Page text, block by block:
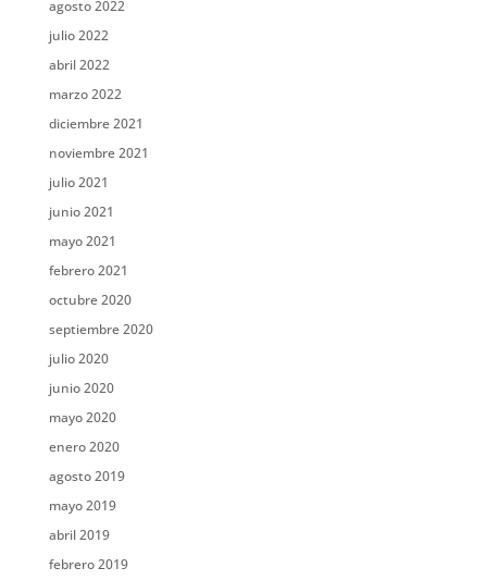
agosto 2022
julio 2022
abril 2022
marzo 2022
diciembre 2021
noviembre 2021
julio 2021
junio 2021
mayo 2021
febrero 2021
octubre 2020
septiembre 2020
julio 2020
junio 2020
mayo 2020
enero 2020
agosto 2019
mayo 2019
abril 2019
febrero 2019